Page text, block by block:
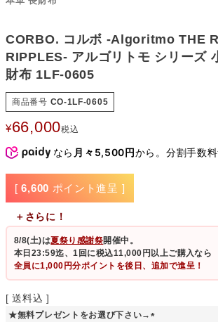
CORBO. コルボ -Algoritmo THE
RIPPLES- アルゴリトモ シリーズ
財布 1LF-0605
商品番号 CO-1LF-0605
¥66,000税込
なら 月々5,500円から。分割手数
[ 6,600 ポイント進呈 ]
＋さらに！
8/8(土)は夏祭り感謝祭開催中。
本日23:59迄、1回に税込11,000円以上ご購入なら
全員に1,000円分ポイントを後日、追加で進呈！
送料込
★無料プレゼントをお選び下さい→